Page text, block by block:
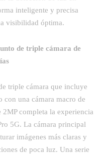
inteligente y precisa
visibilidad óptima.
de triple cámara de
triple cámara que incluye
con una cámara macro de
completa la experiencia
5G. La cámara principal
imágenes más claras y
de poca luz. Una serie